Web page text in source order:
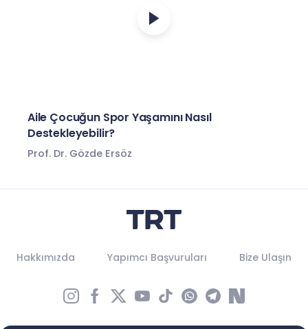
Aile Çocuğun Spor Yaşamını Nasıl
Destekleyebilir?
Prof. Dr. Gözde Ersöz
Hakkımızda Yapımcı Başvuruları Bize Ulaşın